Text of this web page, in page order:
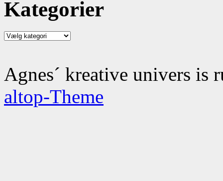
Kategorier
Kategorier
Agnes´ kreative univers
altop-Theme